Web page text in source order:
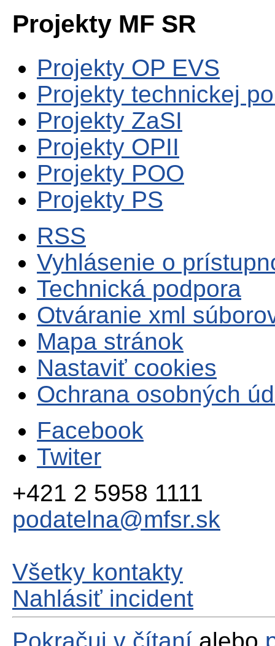
Projekty MF SR
Projekty OP EVS
Projekty technickej
Projekty ZaSI
Projekty OPII
Projekty POO
Projekty PS
RSS
Vyhlásenie o
Technická podpora
Otváranie xml
Mapa stránok
Nastaviť cookies
Ochrana osobných
Facebook
Twiter
+421 2 5958 1111
podatelna@mfsr.sk
Všetky kontakty
Nahlásiť incident